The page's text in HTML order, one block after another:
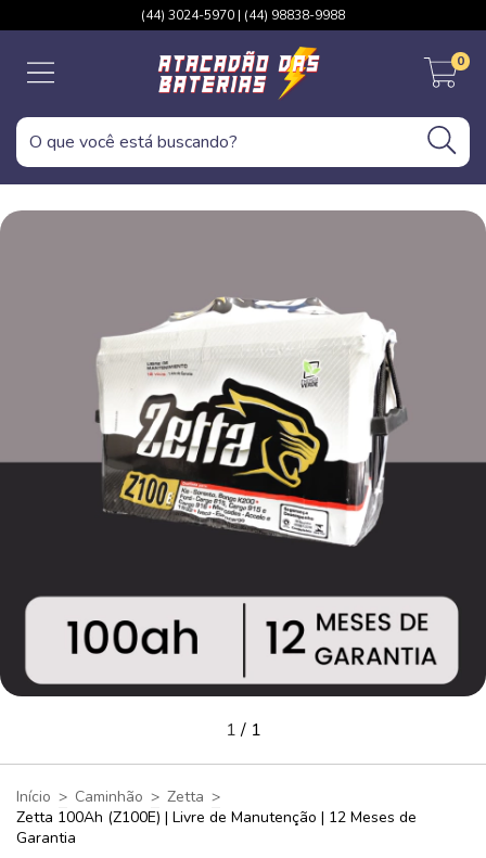
(44) 3024-5970 | (44) 98838-9988
0
1/ 1
Início > Caminhão > Zetta >
Zetta 100Ah (Z100E) | Livre de Manutenção | 12 Meses de
Garantia